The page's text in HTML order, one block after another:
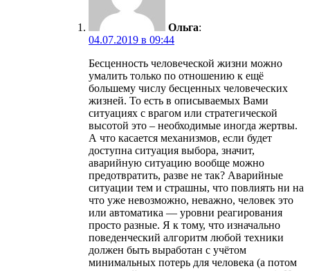
Ольга:
04.07.2019 в 09:44
Бесценность человеческой жизни можно
умалить только по отношению к ещё
большему числу бесценных человеческих
жизней. То есть в описываемых Вами
ситуациях с врагом или стратегической
высотой это – необходимые иногда жертвы.
А что касается механизмов, если будет
доступна ситуация выбора, значит,
аварийную ситуацию вообще можно
предотвратить, разве не так? Аварийные
ситуации тем и страшны, что повлиять ни на
что уже невозможно, неважно, человек это
или автоматика — уровни реагирования
просто разные. Я к тому, что изначально
поведенческий алгоритм любой техники
должен быть выработан с учётом
минимальных потерь для человека (а потом